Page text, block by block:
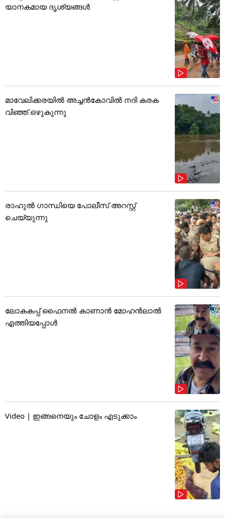
യാനകമായ ദൃശ്യങ്ങൾ
മാവേലിക്കരയിൽ അച്ചൻകോവിൽ നദി കരക
വിഞ്ഞ് ഒഴുകുന്നു
രാഹുൽ ഗാന്ധിയെ പോലീസ് അറസ്റ്റ്
ചെയ്യുന്നു
ലോകകപ്പ് ഫൈനൽ കാണാൻ മോഹൻലാൽ
എത്തിയപ്പോൾ
Video | ഇങ്ങനെയും ചോളം എടുക്കാം